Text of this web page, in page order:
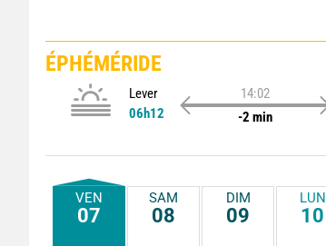
ÉPHÉMÉRIDE
Lever
06h12
14:02
-2 min
VEN
07
SAM
08
DIM
09
LUN
10